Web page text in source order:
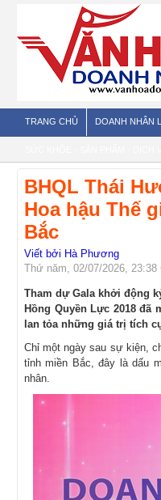
TRANG CHỦ DOANH NHÂN
BHQL Thái
Hoa hậu Thế
Bắc
Viết bởi Hà Phương
Thứ năm, 02/07/2026, 23:38
Tham dự Gala khởi động
Hồng Quyền Lực 2018
lan tỏa những giá trị tích
Chỉ một ngày sau sự kiện,
tỉnh miền Bắc, đây là dấu
nhân.